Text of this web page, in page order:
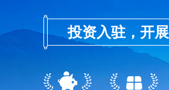
投资入驻，开